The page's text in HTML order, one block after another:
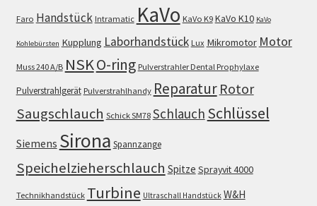
Faro Handstück Intramatic KaVo KaVo K9 KaVo K10 KaVo
Kohlebürsten Kupplung Laborhandstück Lux Mikromotor Motor
Muss 240 A/B NSKO-ring Pulverstrahler Dental Prophylaxe
Pulverstrahlgerät Pulverstrahlhandy Reparatur Rotor
Saugschlauch Schick SM78 Schlauch Schlüssel
Siemens Sirona Spannzange
Speichelzieherschlauch Spitze Sprayvit 4000
Technikhandstück Turbine Ultraschall Handstück W&H